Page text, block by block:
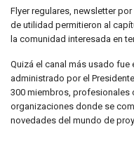
Flyer regulares, newsletter
de utilidad permitieron al
la comunidad interesada en
Quizá el canal más usado
administrado por el
300 miembros, profesionales
organizaciones donde se
novedades del mundo de